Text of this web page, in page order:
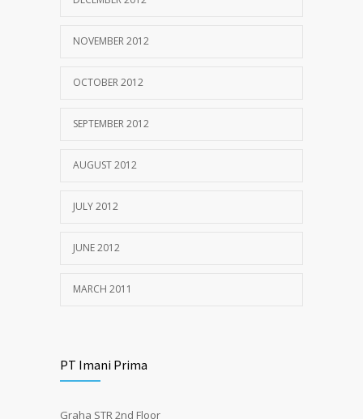
NOVEMBER 2012
OCTOBER 2012
SEPTEMBER 2012
AUGUST 2012
JULY 2012
JUNE 2012
MARCH 2011
PT Imani Prima
Graha STR 2nd Floor